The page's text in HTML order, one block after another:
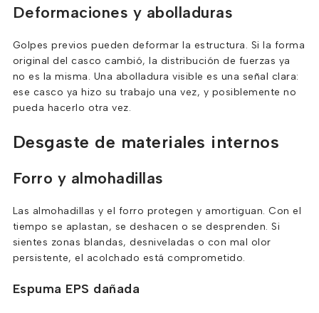
Deformaciones y abolladuras
Golpes previos pueden deformar la estructura. Si la forma
original del casco cambió, la distribución de fuerzas ya
no es la misma. Una abolladura visible es una señal clara:
ese casco ya hizo su trabajo una vez, y posiblemente no
pueda hacerlo otra vez.
Desgaste de materiales internos
Forro y almohadillas
Las almohadillas y el forro protegen y amortiguan. Con el
tiempo se aplastan, se deshacen o se desprenden. Si
sientes zonas blandas, desniveladas o con mal olor
persistente, el acolchado está comprometido.
Espuma EPS dañada